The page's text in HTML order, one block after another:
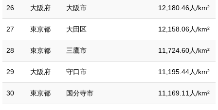
26 大阪府 大阪市 12,180.46人/km²
27 東京都 大田区 12,158.06人/km²
28 東京都 三鷹市 11,724.60人/km²
29 大阪府 守口市 11,195.44人/km²
30 東京都 国分寺市 11,169.11人/km²